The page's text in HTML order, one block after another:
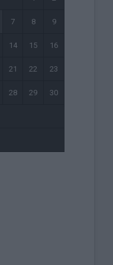
7 8 9
14 15 16
21 22 23
28 29 30